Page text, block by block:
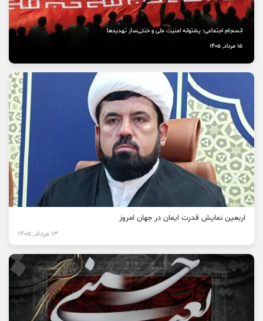
انسجام اجتماعی؛ پشتوانه امنیت ملی و خنثی‌ساز تهدیدها
15 مرداد, 1405
اربعین نمایش قدرت ایمان در جهان امروز
13 مرداد, 1405